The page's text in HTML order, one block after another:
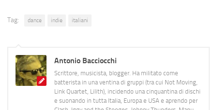
Tag: dance indie italiani
Antonio Bacciocchi
Scrittore, musicista, blogger. Ha militato come
batterista in una ventina di gruppi (tra cui Not Moving,
Link Quartet, Lilith), incidendo una cinquantina di dischi
e suonando in tutta Italia, Europa e USA e aprendo per